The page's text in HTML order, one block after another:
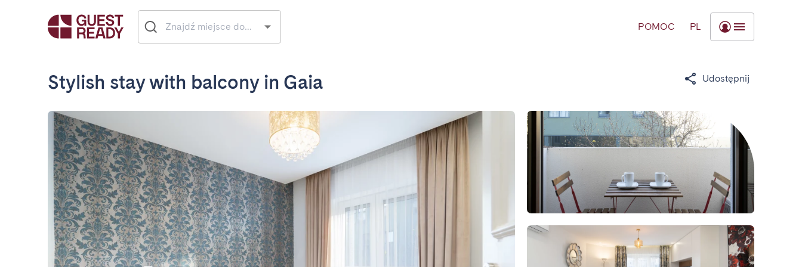
POMOC PL
Stylish stay with balcony in Gaia Udostępnij